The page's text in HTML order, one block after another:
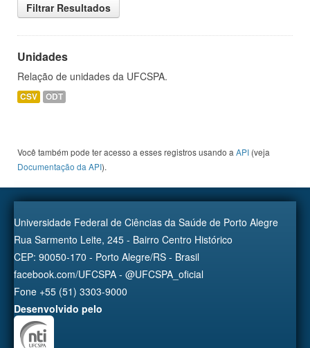
Filtrar Resultados
Unidades
Relação de unidades da UFCSPA.
CSV ODT
Você também pode ter acesso a esses registros usando a API (veja
Documentação da API).
Universidade Federal de Ciências da Saúde de Porto Alegre
Rua Sarmento Leite, 245 - Bairro Centro Histórico
CEP: 90050-170 - Porto Alegre/RS - Brasil
facebook.com/UFCSPA - @UFCSPA_oficial
Fone +55 (51) 3303-9000
Desenvolvido pelo